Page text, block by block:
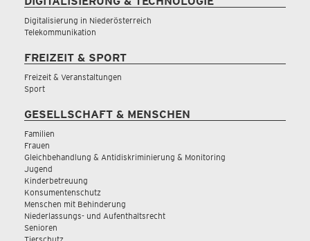
Digitalisierung in Niederösterreich
Telekommunikation
FREIZEIT & SPORT
Freizeit & Veranstaltungen
Sport
GESELLSCHAFT & MENSCHEN
Familien
Frauen
Gleichbehandlung & Antidiskriminierung & Monitoring
Jugend
Kinderbetreuung
Konsumentenschutz
Menschen mit Behinderung
Niederlassungs- und Aufenthaltsrecht
Senioren